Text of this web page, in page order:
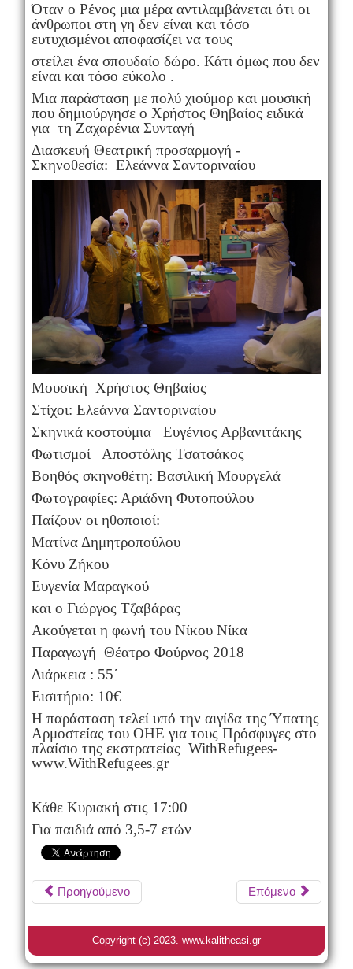
Όταν ο Ρένος μια μέρα αντιλαμβάνεται ότι οι
άνθρωποι στη γη δεν είναι και τόσο
ευτυχισμένοι αποφασίζει να τους
στείλει ένα σπουδαίο δώρο. Κάτι όμως που δεν
είναι και τόσο εύκολο .
Μια παράσταση με πολύ χιούμορ και μουσική
που δημιούργησε ο Χρήστος Θηβαίος ειδικά
για τη Ζαχαρένια Συνταγή
Διασκευή Θεατρική προσαρμογή -
Σκηνοθεσία: Ελεάννα Σαντοριναίου
Μουσική Χρήστος Θηβαίος
Στίχοι: Ελεάννα Σαντοριναίου
Σκηνικά κοστούμια Ευγένιος Αρβανιτάκης
Φωτισμοί Αποστόλης Τσατσάκος
Βοηθός σκηνοθέτη: Βασιλική Μουργελά
Φωτογραφίες: Αριάδνη Φυτοπούλου
Παίζουν οι ηθοποιοί:
Ματίνα Δημητροπούλου
Κόνυ Ζήκου
Ευγενία Μαραγκού
και ο Γιώργος Τζαβάρας
Ακούγεται η φωνή του Νίκου Νίκα
Παραγωγή Θέατρο Φούρνος 2018
Διάρκεια : 55΄
Εισιτήριο: 10€
Η παράσταση τελεί υπό την αιγίδα της Ύπατης
Αρμοστείας του ΟΗΕ για τους Πρόσφυγες στο
πλαίσιο της εκστρατείας WithRefugees-
www.WithRefugees.gr
Κάθε Κυριακή στις 17:00
Για παιδιά από 3,5-7 ετών
Προηγούμενο Επόμενο
Copyright (c) 2023. www.kalitheasi.gr